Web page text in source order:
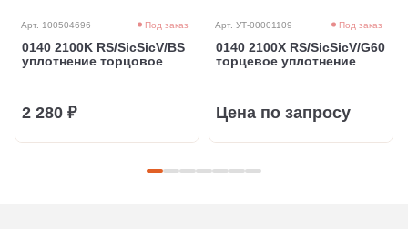
Арт. 100504696 Под заказ
0140 2100K RS/SicSicV/BS
уплотнение торцовое
2 280 ₽
Арт. УТ-00001109 Под заказ
0140 2100X RS/SicSicV/G60
торцевое уплотнение
Цена по запросу